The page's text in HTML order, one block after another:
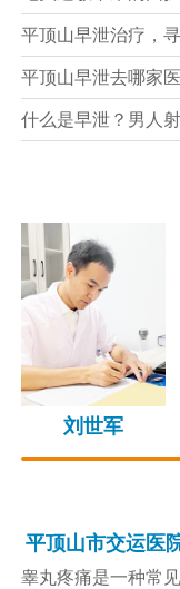
平顶山早泄治疗，
平顶山早泄去哪家
什么是早泄？男人
刘世军
平顶山市交运医
睾丸疼痛是一种常